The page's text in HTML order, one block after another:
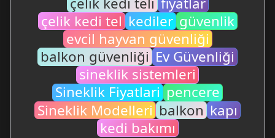
çelik kedi tel kediler güvenlik
evcil hayvan güvenliği
balkon güvenliği Ev Güvenliği
sineklik sistemleri
Sineklik Fiyatlari pencere
Sineklik Modelleri balkon kapı
kedi bakımı